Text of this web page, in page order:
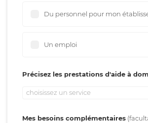
Du personnel pour mon
Un emploi
Précisez les prestations d'aide à
choisissez un service
Mes besoins complémentaires